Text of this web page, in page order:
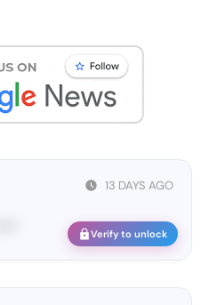
13 DAYS AGO
Verify to unlock